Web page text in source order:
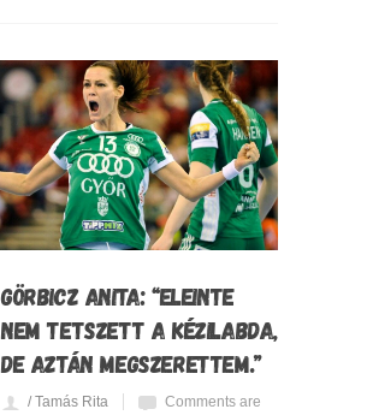
GÖRBICZ ANITA: “ELEINTE
NEM TETSZETT A KÉZILABDA,
DE AZTÁN MEGSZERETTEM.”
/ Tamás Rita
Comments are